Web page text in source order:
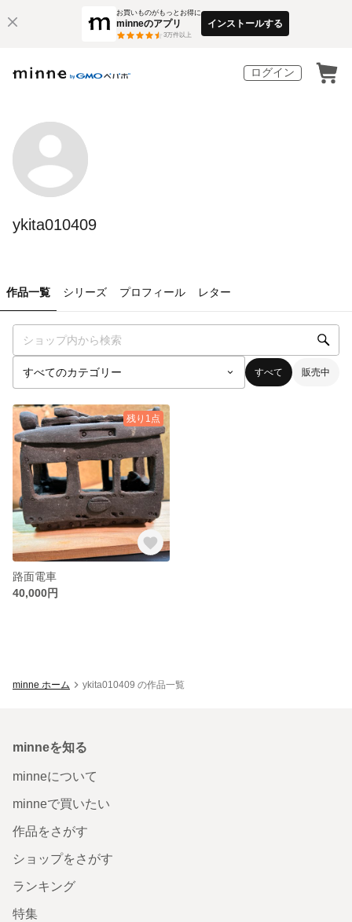
お買いものがもっとお得に
minneのアプリ
3万件以上
インストールする
ログイン
ykita010409
作品一覧 シリーズ プロフィール レター
すべて 販売中
残り1点
路面電車
40,000円
minne ホーム ykita010409 の作品一覧
minneを知る
minneについて
minneで買いたい
作品をさがす
ショップをさがす
ランキング
特集